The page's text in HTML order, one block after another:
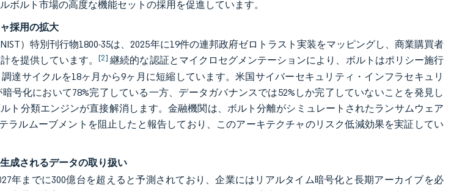
ボルト市場の高度な機能セットの採用を促進しています。
採用の拡大
）特別刊行物1800-35は、2025年に19件の連邦政府ゼロトラスト実装をマッピングし、商業購買者
を提供しています。[2] 継続的な認証とマイクロセグメンテーションにより、ボルトはポリシー施行
達サイクルを18ヶ月から9ヶ月に短縮しています。米国サイバーセキュリティ・インフラセキュリ
号化において78%完了している一方、データガバナンスでは52%しか完了していないことを発見し
ト分類エンジンが直接解消します。金融機関は、ボルト分離がシミュレートされたランサムウェア
ラルムーブメントを阻止したと報告しており、このアーキテクチャのリスク低減効果を実証してい
成されるデータの取り扱い
年までに300億台を超えると予測されており、企業にはリアルタイム暗号化と長期アーカイブを必